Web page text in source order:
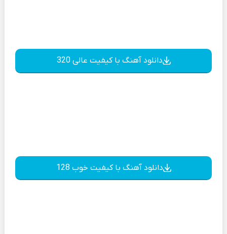
دانلود آهنگ با کیفیت عالی 320
دانلود آهنگ با کیفیت خوب 128